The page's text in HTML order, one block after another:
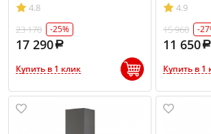
4.8
23 170
-25%
17 290
Купить в 1 клик
4.9
15 960
-
11 650
Купить в 1